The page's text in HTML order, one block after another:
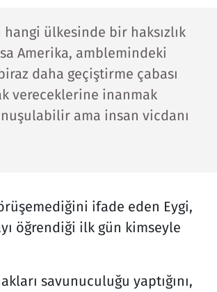
ülkesinde bir haksızlık
Amerika, amblemindeki
daha geçiştirme çabası
vereceklerine inanmak
ama insan vicdanı
ifade eden Eygi,
öğrendiği ilk gün kimseyle
savunuculuğu yaptığını,